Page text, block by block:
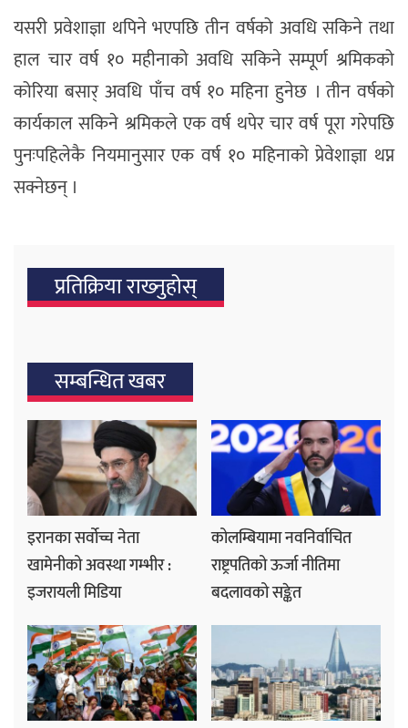
यसरी प्रवेशाज्ञा थपिने भएपछि तीन वर्षको अवधि सकिने तथा
हाल चार वर्ष १० महीनाको अवधि सकिने सम्पूर्ण श्रमिकको
कोरिया बसार् अवधि पाँच वर्ष १० महिना हुनेछ । तीन वर्षको
कार्यकाल सकिने श्रमिकले एक वर्ष थपेर चार वर्ष पूरा गरेपछि
पुनःपहिलेकै नियमानुसार एक वर्ष १० महिनाको प्रेवेशाज्ञा थप्न
सक्नेछन् ।
प्रतिक्रिया राख्‍नुहोस्
सम्बन्धित खबर
इरानका सर्वोच्च नेता
खामेनीको अवस्था गम्भीर :
इजरायली मिडिया
कोलम्बियामा नवनिर्वाचित
राष्ट्रपतिको ऊर्जा नीतिमा
बदलावको सङ्केत